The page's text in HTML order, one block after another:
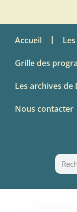
Accueil
Grille des
Les archives de
Nous contacter